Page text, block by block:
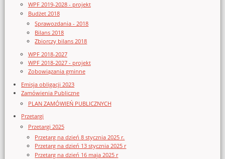
WPF 2019-2028 - projekt
Budżet 2018
Sprawozdania - 2018
Bilans 2018
Zbiorczy bilans 2018
WPF 2018-2027
WPF 2018-2027 - projekt
Zobowiązania gminne
Emisja obligacji 2023
Zamówienia Publiczne
PLAN ZAMÓWIEŃ PUBLICZNYCH
Przetargi
Przetargi 2025
Przetarg na dzień 8 stycznia 2025 r.
Przetarg na dzień 13 stycznia 2025 r
Przetarg na dzień 16 maja 2025 r